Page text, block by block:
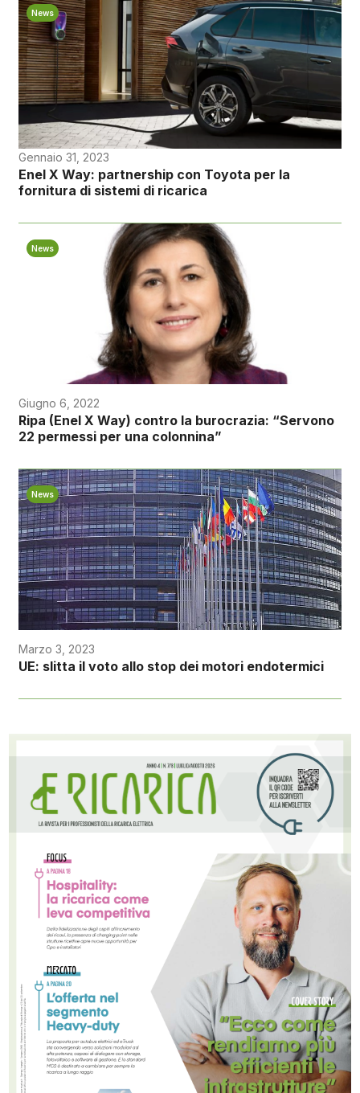
News
Gennaio 31, 2023
Enel X Way: partnership con Toyota per la
fornitura di sistemi di ricarica
News
Giugno 6, 2022
Ripa (Enel X Way) contro la burocrazia: “Servono
22 permessi per una colonnina”
News
Marzo 3, 2023
UE: slitta il voto allo stop dei motori endotermici